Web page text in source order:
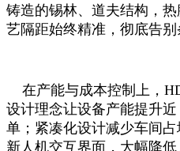
铸造的锡林、道夫结构，
艺隔距始终精准，彻底告别
在产能与成本控制上，
设计理念让设备产能提升
单；紧凑化设计减少车间
新人机交互界面，大幅降